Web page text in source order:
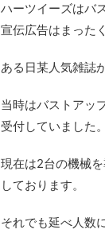
ハーツイーズはバ
宣伝広告はまった
ある日某人気雑誌
当時はバストアッ
受付していました。
現在は2台の機械
しております。
それでも延べ人数